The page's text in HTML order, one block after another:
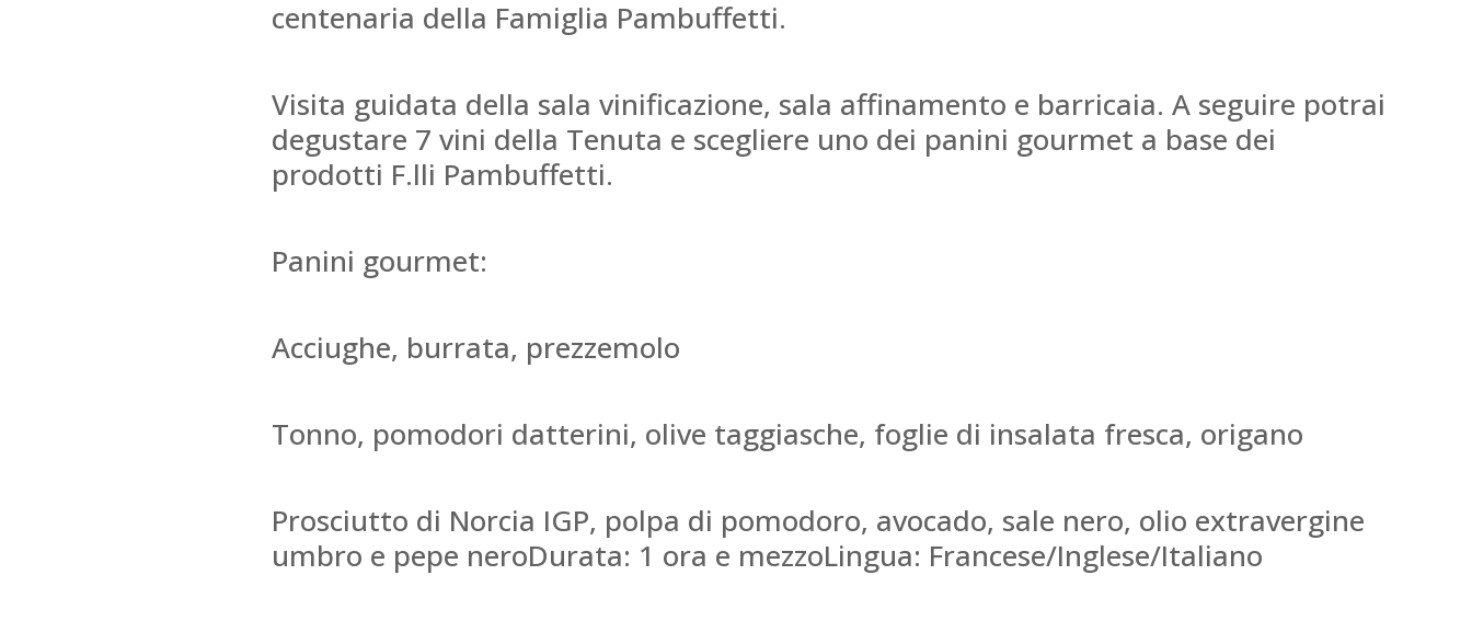
centenaria della Famiglia Pambuffetti.
Visita guidata della sala vinificazione, sala affinamento e barricaia. A seguire potrai
degustare 7 vini della Tenuta e scegliere uno dei panini gourmet a base dei
prodotti F.lli Pambuffetti.
Panini gourmet:
Acciughe, burrata, prezzemolo
Tonno, pomodori datterini, olive taggiasche, foglie di insalata fresca, origano
Prosciutto di Norcia IGP, polpa di pomodoro, avocado, sale nero, olio extravergine
umbro e pepe neroDurata: 1 ora e mezzoLingua: Francese/Inglese/Italiano